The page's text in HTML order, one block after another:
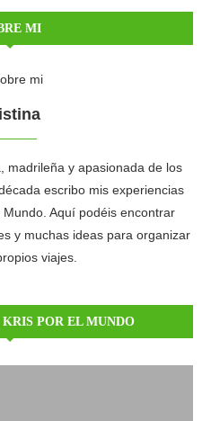
MI
madrileña y apasionada de los
escribo mis experiencias
Aquí podéis encontrar
y muchas ideas para organizar
viajes.
POR EL MUNDO